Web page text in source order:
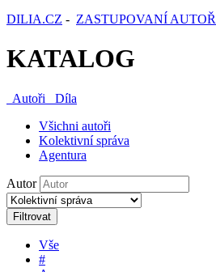
DILIA.CZ - ZASTUPOVANÍ
KATALOG
Autoři
Díla
Všichni autoři
Kolektivní správa
Agentura
Autor
Filtrovat
Vše
#